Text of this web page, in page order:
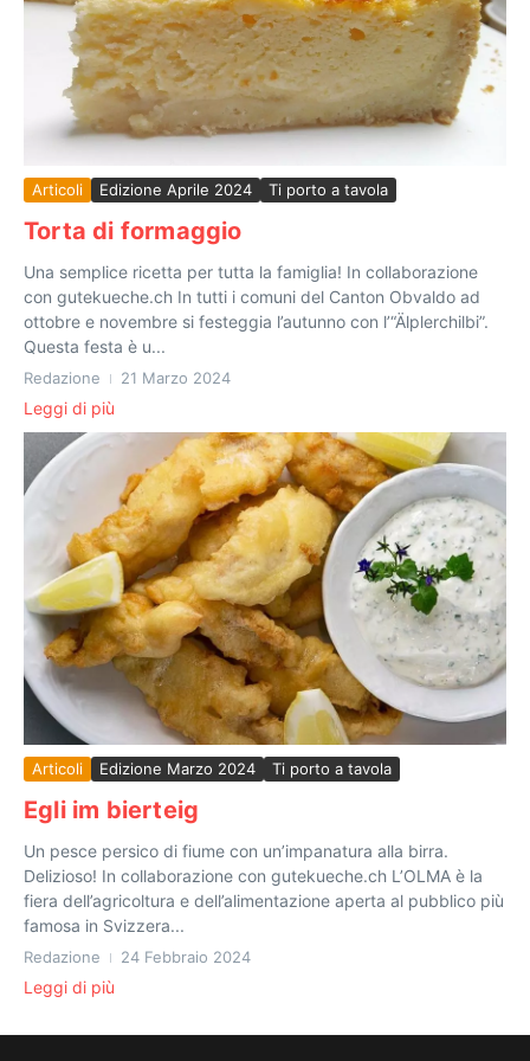
Articoli Edizione Aprile 2024 Ti porto a tavola
Torta di formaggio
Una semplice ricetta per tutta la famiglia! In collaborazione
con gutekueche.ch In tutti i comuni del Canton Obvaldo ad
ottobre e novembre si festeggia l’autunno con l’“Älplerchilbi”.
Questa festa è u...
Redazione 21 Marzo 2024
Leggi di più
Articoli Edizione Marzo 2024 Ti porto a tavola
Egli im bierteig
Un pesce persico di fiume con un’impanatura alla birra.
Delizioso! In collaborazione con gutekueche.ch L’OLMA è la
fiera dell’agricoltura e dell’alimentazione aperta al pubblico più
famosa in Svizzera...
Redazione 24 Febbraio 2024
Leggi di più